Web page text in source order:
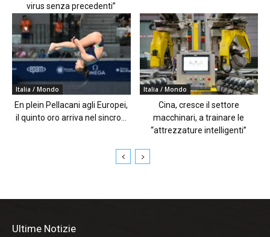
virus senza precedenti”
Italia / Mondo
En plein Pellacani agli Europei,
il quinto oro arriva nel sincro...
Italia / Mondo
Cina, cresce il settore
macchinari, a trainare le
“attrezzature intelligenti”
Ultime Notizie